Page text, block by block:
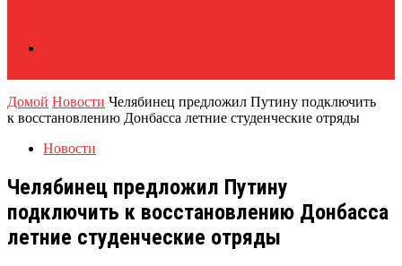
Домой Новости Челябинец предложил Путину подключить
к восстановлению Донбасса летние студенческие отряды
Новости
Челябинец предложил Путину
подключить к восстановлению Донбасса
летние студенческие отряды